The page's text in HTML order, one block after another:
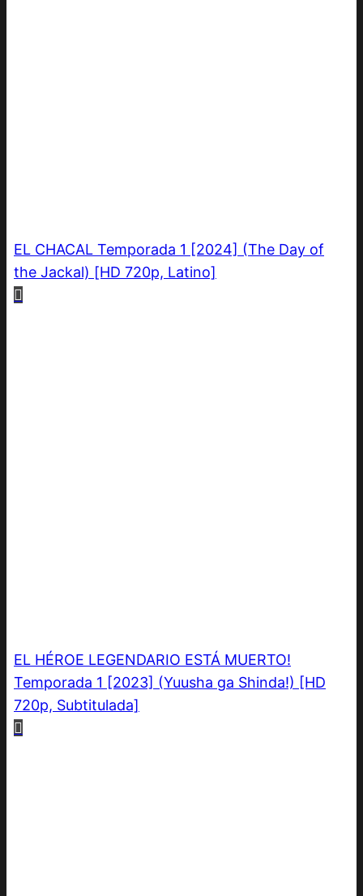
EL CHACAL Temporada 1 [2024] (The Day of
the Jackal) [HD 720p, Latino]
EL HÉROE LEGENDARIO ESTÁ MUERTO!
Temporada 1 [2023] (Yuusha ga Shinda!) [HD
720p, Subtitulada]